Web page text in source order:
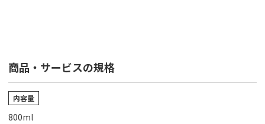
商品・サービスの規格
内容量
800ml